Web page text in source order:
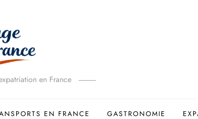
en France
EN FRANCE GASTRONOMIE